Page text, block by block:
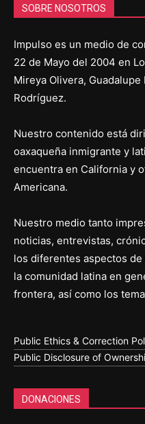
SOBRE NOSOTROS
Impulso es un medio de
22 de Mayo del 2004 en
Mireya Olivera,
Rodríguez.
Nuestro contenido está
oaxaqueña inmigrante y
encuentra en California y
Americana.
Nuestro medio tanto
noticias, entrevistas,
los diferentes aspectos
la comunidad latina en
frontera, así como los
Public Ethics & Correction
Public Disclosure of
DONACIONES